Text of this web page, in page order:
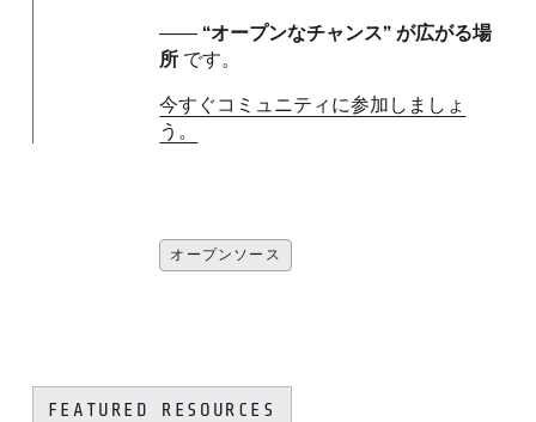
――“オープンなチャンス” が広がる場
所 です。
今すぐコミュニティに参加しましょ
う。
オープンソース
FEATURED RESOURCES